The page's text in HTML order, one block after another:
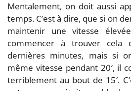
Mentalement, on doit aussi
temps. C’est à dire, que si on
maintenir une vitesse
commencer à trouver cela
dernières minutes, mais si
même vitesse pendant 20′, il
terriblement au bout de 15′.